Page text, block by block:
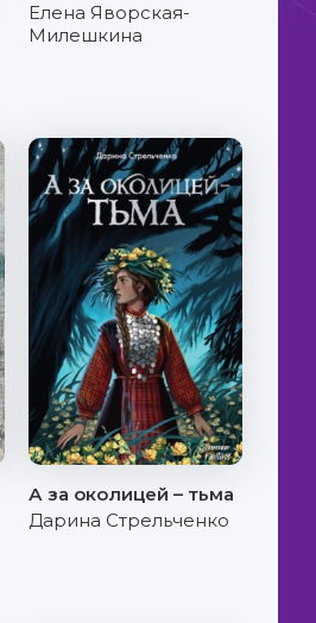
Елена Яворская-
Милешкина
А за околицей – тьма
Дарина Стрельченко